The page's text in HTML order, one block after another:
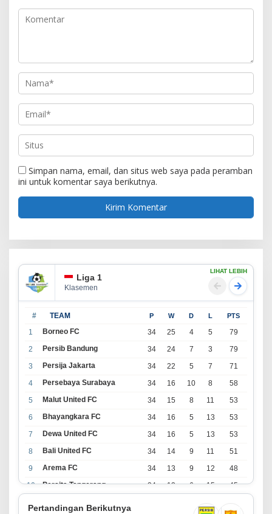
Simpan nama, email, dan situs web saya pada peramban
ini untuk komentar saya berikutnya.
Liga 1
Klasemen
LIHAT LEBIH
# TEAM P W D L PTS
1 Borneo FC 34 25 4 5
79
2
Persib Bandung 34 24 7 3
79
3
Persija Jakarta 34 22 5 7
71
4
Persebaya Surabaya 34 16 10 8
58
5
Malut United FC 34 15 8 11
53
6
Bhayangkara FC 34 16 5 13
53
7
Dewa United FC 34 16 5 13
53
8
Bali United FC 34 14 9 11
51
9
Arema FC 34 13 9 12
48
10
Persita Tangerang 34 13 6 15
45
Pertandingan Berikutnya